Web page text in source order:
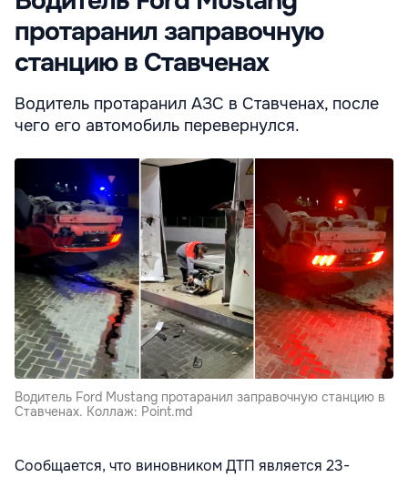
протаранил заправочную
станцию в Ставченах
Водитель протаранил АЗС в Ставченах, после
чего его автомобиль перевернулся.
Водитель Ford Mustang протаранил заправочную станцию в
Ставченах. Коллаж: Point.md
Сообщается, что виновником ДТП является 23-